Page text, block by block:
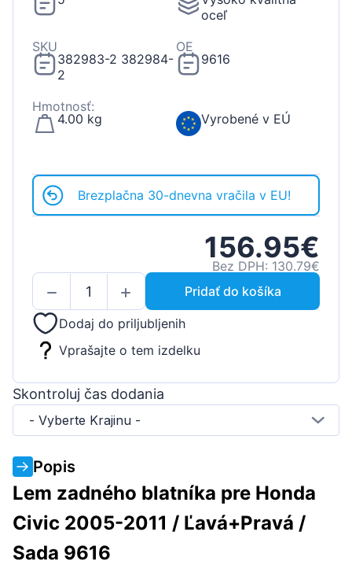
oceľ
SKU
382983-2 382984-
2
OE
9616
Hmotnosť:
4.00 kg
Vyrobené v EÚ
Brezplačna 30-dnevna vračila v EU!
156.95€
Bez DPH: 130.79€
Pridať do košíka
Dodaj do priljubljenih
Vprašajte o tem izdelku
Skontroluj čas dodania
- Vyberte Krajinu -
Popis
Lem zadného blatníka pre Honda
Civic 2005-2011 / Ľavá+Pravá /
Sada 9616